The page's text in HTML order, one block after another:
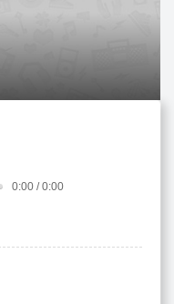
0:00 / 0:00